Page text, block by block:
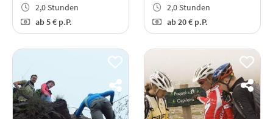
2,0 Stunden
ab5 € p.P.
2,0 Stunden
ab20 € p.P.